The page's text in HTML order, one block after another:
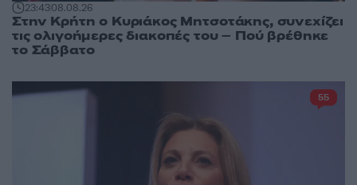
23:4308.08.26
Στην Κρήτη ο Κυριάκος Μητσοτάκης, συνεχίζει
τις ολιγοήμερες διακοπές του – Πού βρέθηκε
το Σάββατο
55